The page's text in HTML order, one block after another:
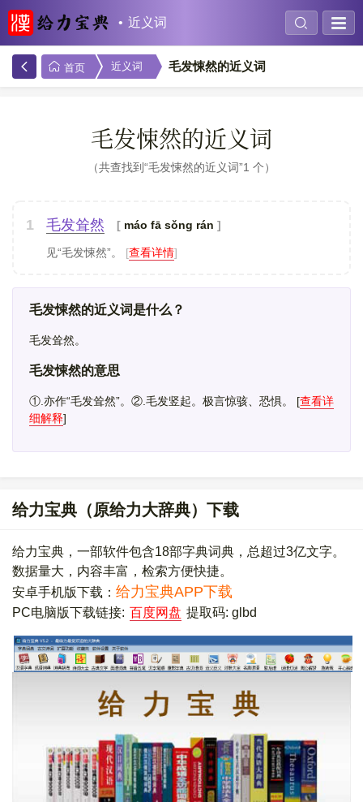
近义词
首页 近义词 毛发悚然的近义词
毛发悚然的近义词
共查找到“毛发悚然的近义词”1 个
毛发耸然 máo fā sǒng rán
见“毛发悚然”。 [查看详情]
1
毛发悚然的近义词是什么？
毛发耸然。
毛发悚然的意思
①.亦作“毛发耸然”。②.毛发竖起。极言惊骇、恐惧。 [查看详
细解释]
给力宝典（原给力大辞典）下载
给力宝典，一部软件包含18部字典词典，总超过3亿文字。
数据量大，内容丰富，检索方便快捷。
安卓手机版下载： 给力宝典APP下载
PC电脑版下载链接: 百度网盘 提取码: glbd